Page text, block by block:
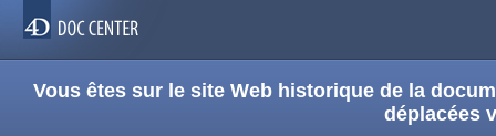
Vous êtes sur le site Web historique de la
déplacées